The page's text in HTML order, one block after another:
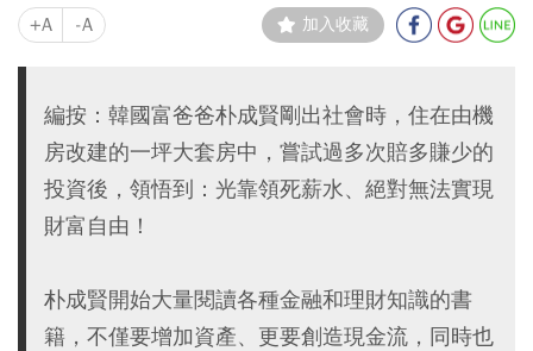
+A -A 加入收藏
編按：韓國富爸爸朴成賢剛出社會時，住在由機
房改建的一坪大套房中，嘗試過多次賠多賺少的
投資後，領悟到：光靠領死薪水、絕對無法實現
財富自由！
朴成賢開始大量閱讀各種金融和理財知識的書
籍，不僅要增加資產、更要創造現金流，同時也